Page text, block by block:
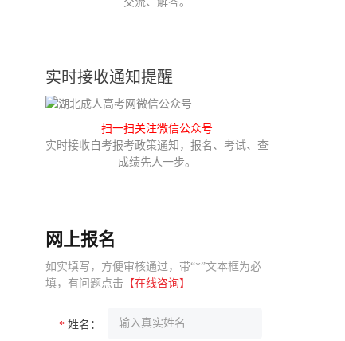
实时接收通知提醒
扫一扫关注微信公众号
实时接收自考报考政策通知，报名、考试、查
成绩先人一步。
网上报名
如实填写，方便审核通过，带“*”文本框为必
填，有问题点击 【在线咨询】
* 姓名：